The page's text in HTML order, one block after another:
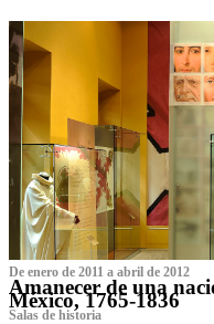
De enero de 2011 a abril de 2012
Amanecer de una
México, 1765-1836
Salas de historia